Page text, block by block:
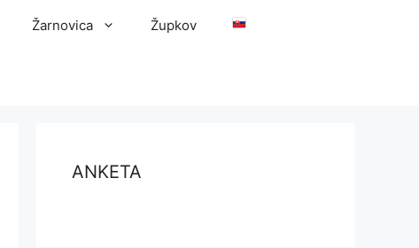
Žarnovica Župkov
ANKETA